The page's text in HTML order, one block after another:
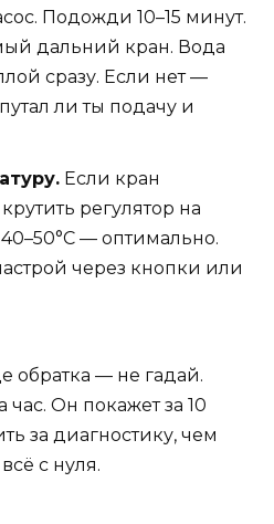
Подожди 10–15 минут.
дальний кран. Вода
сразу. Если нет —
ли ты подачу и
Если кран
регулятор на
— оптимально.
через кнопки или
обратка — не гадай.
час. Он покажет за 10
за диагностику, чем
с нуля.